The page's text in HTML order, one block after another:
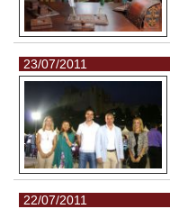
23/07/2011
22/07/2011